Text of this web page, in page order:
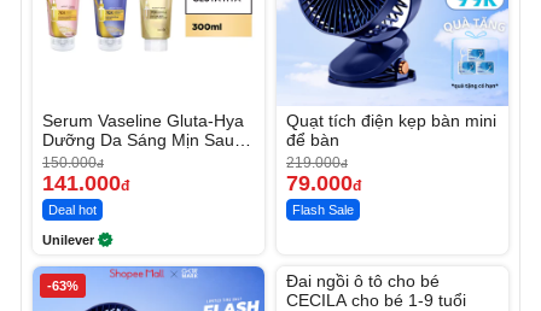
Serum Vaseline Gluta-Hya
Dưỡng Da Sáng Mịn Sau 7
Ngày
150.000đ
141.000đ
Deal hot
Unilever
Quạt tích điện kẹp bàn mini
để bàn
219.000đ
79.000đ
Flash Sale
-63%
Đai ngồi ô tô cho bé
CECILA cho bé 1-9 tuổi